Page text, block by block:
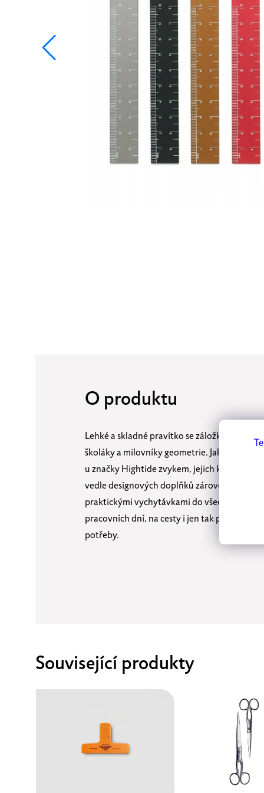
O produktu
Lehké a skladné pravítko se záložkou nejen
školáky a milovníky geometrie. Jak už je
u značky Hightide zvykem, jejich kousky jsou
vedle designových doplňků zároveň
praktickými vychytávkami do všedních
pracovních dní, na cesty i jen tak pro případ
potřeby.
Související produkty